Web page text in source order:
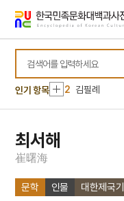
바로가기
바로가기
인기 항목
10 절기
1 금성대군
2 김필례
3 마니산
7
세조
최서해
崔曙海
문학 인물 대한제국기